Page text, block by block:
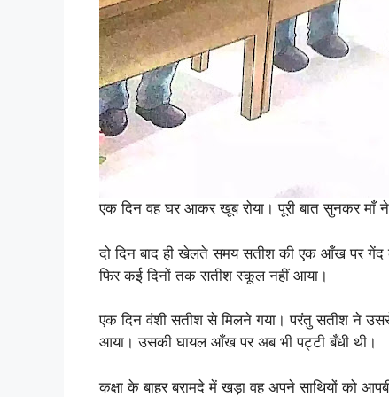
एक दिन वह घर आकर खूब रोया। पूरी बात सुनकर माँ
दो दिन बाद ही खेलते समय सतीश की एक आँख पर गेंद
फिर कई दिनों तक सतीश स्कूल नहीं आया।
एक दिन वंशी सतीश से मिलने गया। परंतु सतीश ने
आया। उसकी घायल आँख पर अब भी पट्टी बँधी थी।
कक्षा के बाहर बरामदे में खड़ा वह अपने साथियों को